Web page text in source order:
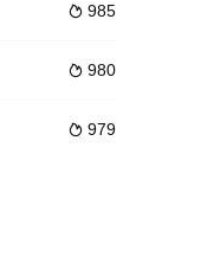
充满了热情与
 985
 980
 979